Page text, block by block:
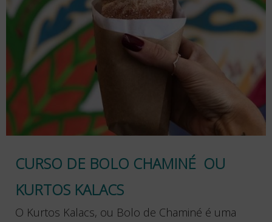
CURSO DE BOLO CHAMINÉ OU
KURTOS KALACS
O Kurtos Kalacs, ou Bolo de Chaminé é uma